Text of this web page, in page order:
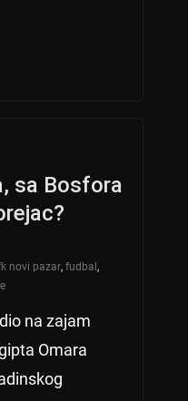
sa Bosfora
novi pazar, fudbal ,
na zajam
Omara